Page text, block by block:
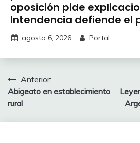
oposición pide
Intendencia defiende el
agosto 6, 2026 Portal
Navegación
de
entradas
Anterior:
Abigeato en establecimiento
rural